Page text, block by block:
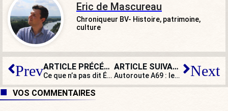
Eric de Mascureau
Chroniqueur BV- Histoire, patrimoine,
culture
Prev ARTICLE PRÉCÉDENT
Ce que n’a pas dit Élisabeth Borne sur le droit de vote des femmes
ARTICLE SUIVANT
Autoroute A69 : les Soulèvements de la Terre remontent à l’assaut… Next
VOS COMMENTAIRES